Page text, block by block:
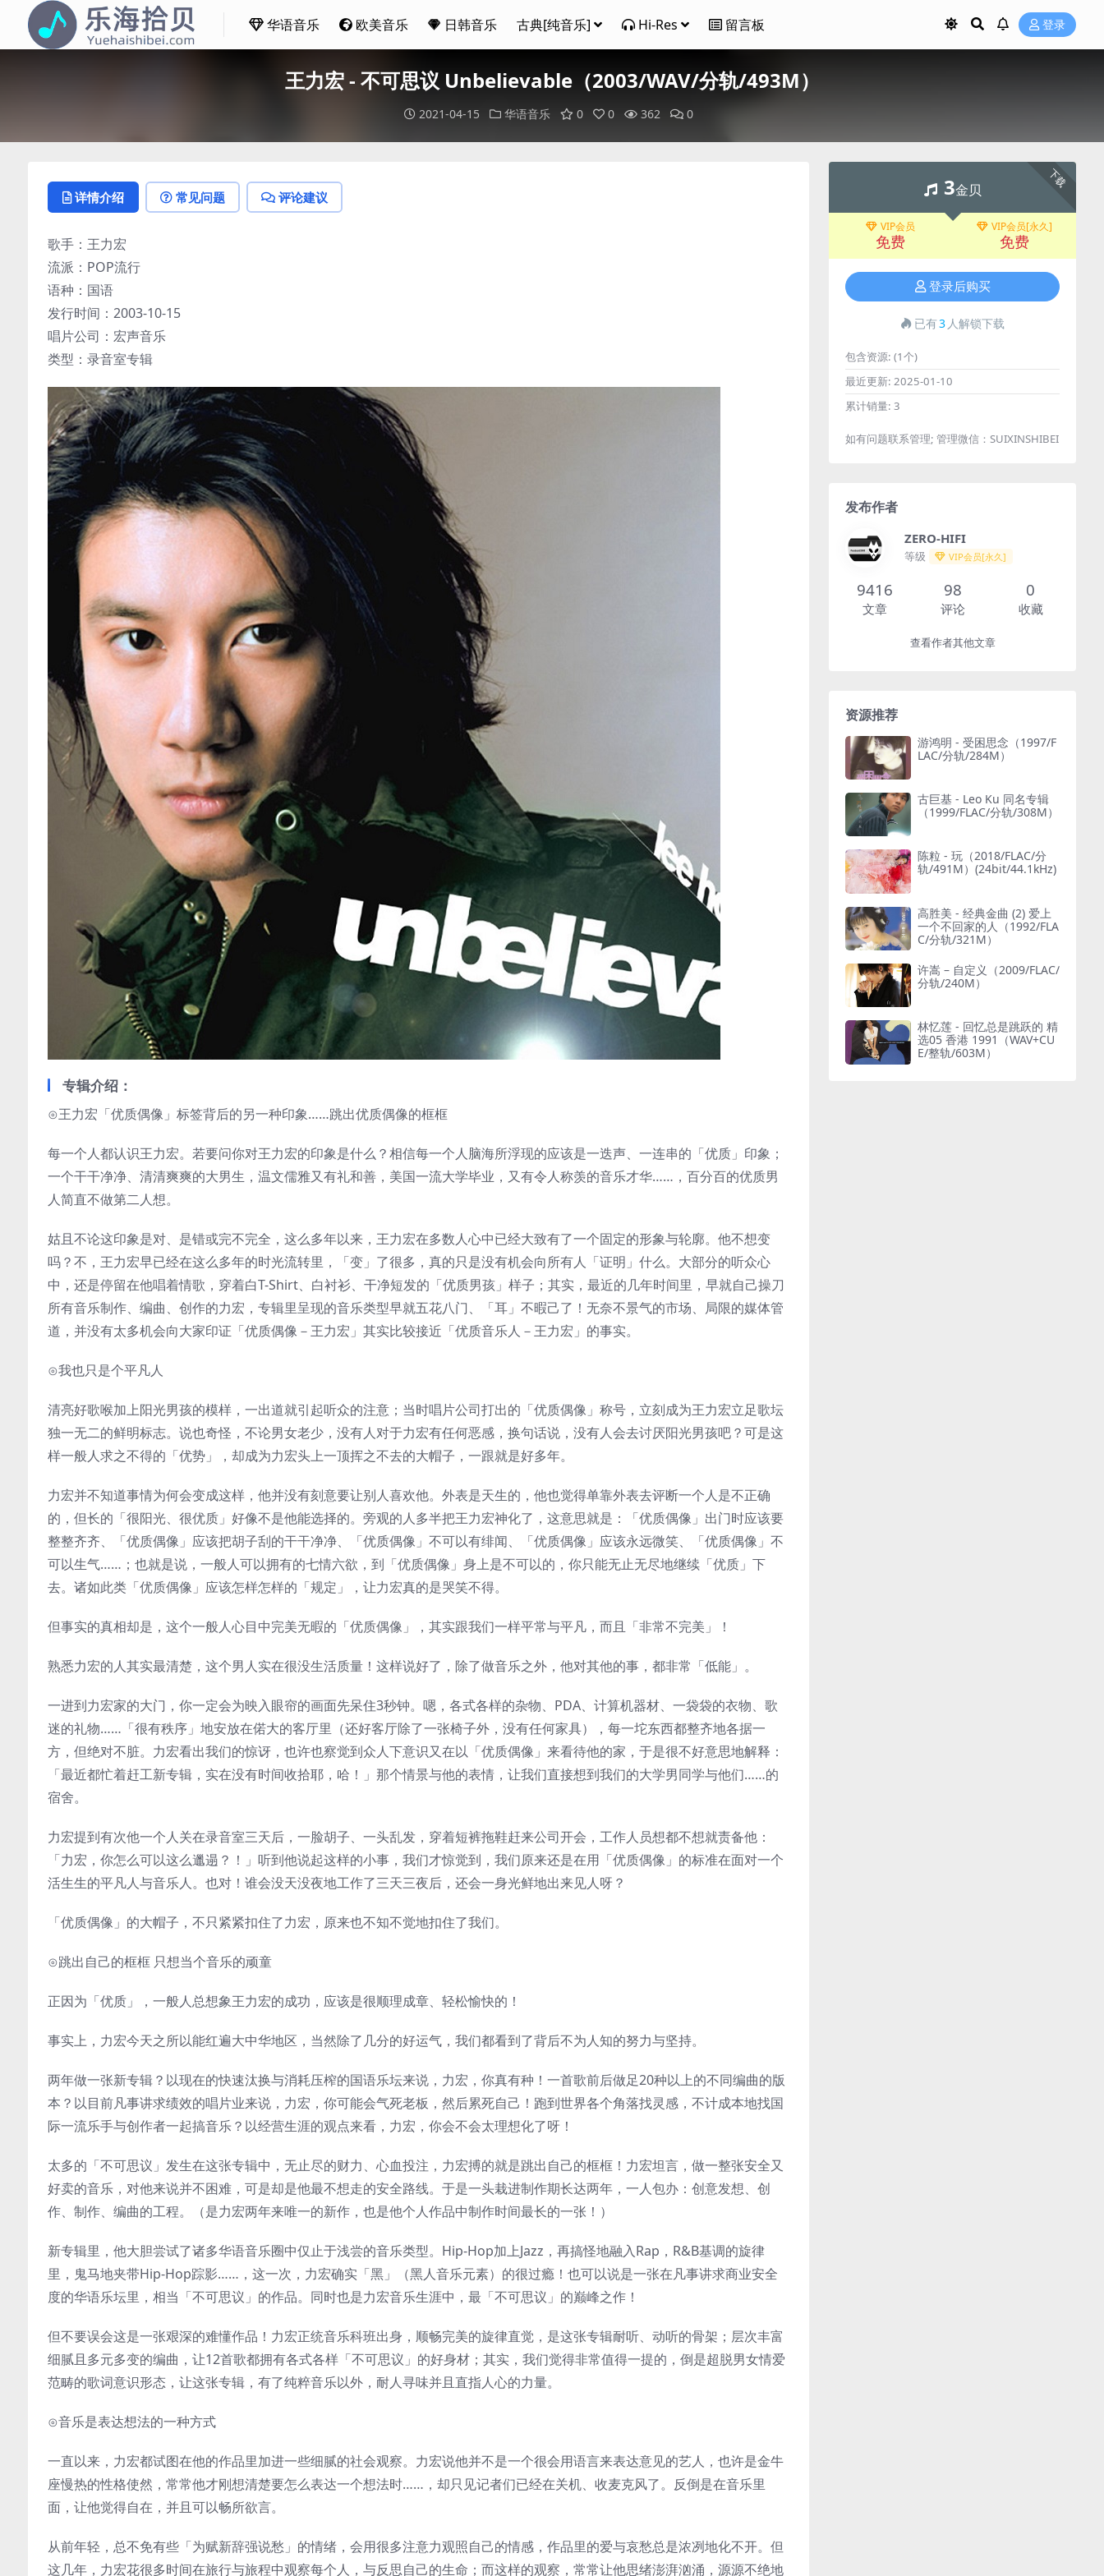
华语音乐 欧美音乐 日韩音乐 古典[纯音乐] Hi-Res 留言板 登录
王力宏 - 不可思议 Unbelievable（2003/WAV/分轨/493M）
2021-04-15 华语音乐 0 0 362 0
详情介绍 常见问题 评论建议
歌手：王力宏
流派：POP流行
语种：国语
发行时间：2003-10-15
唱片公司：宏声音乐
类型：录音室专辑
专辑介绍：
⊙王力宏「优质偶像」标签背后的另一种印象……跳出优质偶像的框框
每一个人都认识王力宏。若要问你对王力宏的印象是什么？相信每一个人脑海所浮现的应该是一迭声、一连串的「优质」印象；
一个干干净净、清清爽爽的大男生，温文儒雅又有礼和善，美国一流大学毕业，又有令人称羡的音乐才华……，百分百的优质男
人简直不做第二人想。
姑且不论这印象是对、是错或完不完全，这么多年以来，王力宏在多数人心中已经大致有了一个固定的形象与轮廓。他不想变
吗？不，王力宏早已经在这么多年的时光流转里，「变」了很多，真的只是没有机会向所有人「证明」什么。大部分的听众心
中，还是停留在他唱着情歌，穿着白T-Shirt、白衬衫、干净短发的「优质男孩」样子；其实，最近的几年时间里，早就自己操刀
所有音乐制作、编曲、创作的力宏，专辑里呈现的音乐类型早就五花八门、「耳」不暇己了！无奈不景气的市场、局限的媒体管
道，并没有太多机会向大家印证「优质偶像－王力宏」其实比较接近「优质音乐人－王力宏」的事实。
⊙我也只是个平凡人
清亮好歌喉加上阳光男孩的模样，一出道就引起听众的注意；当时唱片公司打出的「优质偶像」称号，立刻成为王力宏立足歌坛
独一无二的鲜明标志。说也奇怪，不论男女老少，没有人对于力宏有任何恶感，换句话说，没有人会去讨厌阳光男孩吧？可是这
样一般人求之不得的「优势」，却成为力宏头上一顶挥之不去的大帽子，一跟就是好多年。
力宏并不知道事情为何会变成这样，他并没有刻意要让别人喜欢他。外表是天生的，他也觉得单靠外表去评断一个人是不正确
的，但长的「很阳光、很优质」好像不是他能选择的。旁观的人多半把王力宏神化了，这意思就是：「优质偶像」出门时应该要
整整齐齐、「优质偶像」应该把胡子刮的干干净净、「优质偶像」不可以有绯闻、「优质偶像」应该永远微笑、「优质偶像」不
可以生气……；也就是说，一般人可以拥有的七情六欲，到「优质偶像」身上是不可以的，你只能无止无尽地继续「优质」下
去。诸如此类「优质偶像」应该怎样怎样的「规定」，让力宏真的是哭笑不得。
但事实的真相却是，这个一般人心目中完美无暇的「优质偶像」，其实跟我们一样平常与平凡，而且「非常不完美」！
熟悉力宏的人其实最清楚，这个男人实在很没生活质量！这样说好了，除了做音乐之外，他对其他的事，都非常「低能」。
一进到力宏家的大门，你一定会为映入眼帘的画面先呆住3秒钟。嗯，各式各样的杂物、PDA、计算机器材、一袋袋的衣物、歌
迷的礼物……「很有秩序」地安放在偌大的客厅里（还好客厅除了一张椅子外，没有任何家具），每一坨东西都整齐地各据一
方，但绝对不脏。力宏看出我们的惊讶，也许也察觉到众人下意识又在以「优质偶像」来看待他的家，于是很不好意思地解释：
「最近都忙着赶工新专辑，实在没有时间收拾耶，哈！」那个情景与他的表情，让我们直接想到我们的大学男同学与他们……的
宿舍。
力宏提到有次他一个人关在录音室三天后，一脸胡子、一头乱发，穿着短裤拖鞋赶来公司开会，工作人员想都不想就责备他：
「力宏，你怎么可以这么邋遢？！」听到他说起这样的小事，我们才惊觉到，我们原来还是在用「优质偶像」的标准在面对一个
活生生的平凡人与音乐人。也对！谁会没天没夜地工作了三天三夜后，还会一身光鲜地出来见人呀？
「优质偶像」的大帽子，不只紧紧扣住了力宏，原来也不知不觉地扣住了我们。
⊙跳出自己的框框 只想当个音乐的顽童
正因为「优质」，一般人总想象王力宏的成功，应该是很顺理成章、轻松愉快的！
事实上，力宏今天之所以能红遍大中华地区，当然除了几分的好运气，我们都看到了背后不为人知的努力与坚持。
两年做一张新专辑？以现在的快速汰换与消耗压榨的国语乐坛来说，力宏，你真有种！一首歌前后做足20种以上的不同编曲的版
本？以目前凡事讲求绩效的唱片业来说，力宏，你可能会气死老板，然后累死自己！跑到世界各个角落找灵感，不计成本地找国
际一流乐手与创作者一起搞音乐？以经营生涯的观点来看，力宏，你会不会太理想化了呀！
太多的「不可思议」发生在这张专辑中，无止尽的财力、心血投注，力宏搏的就是跳出自己的框框！力宏坦言，做一整张安全又
好卖的音乐，对他来说并不困难，可是却是他最不想走的安全路线。于是一头栽进制作期长达两年，一人包办：创意发想、创
作、制作、编曲的工程。（是力宏两年来唯一的新作，也是他个人作品中制作时间最长的一张！）
新专辑里，他大胆尝试了诸多华语音乐圈中仅止于浅尝的音乐类型。Hip-Hop加上Jazz，再搞怪地融入Rap，R&B基调的旋律
里，鬼马地夹带Hip-Hop踪影……，这一次，力宏确实「黑」（黑人音乐元素）的很过瘾！也可以说是一张在凡事讲求商业安全
度的华语乐坛里，相当「不可思议」的作品。同时也是力宏音乐生涯中，最「不可思议」的巅峰之作！
但不要误会这是一张艰深的难懂作品！力宏正统音乐科班出身，顺畅完美的旋律直觉，是这张专辑耐听、动听的骨架；层次丰富
细腻且多元多变的编曲，让12首歌都拥有各式各样「不可思议」的好身材；其实，我们觉得非常值得一提的，倒是超脱男女情爱
范畴的歌词意识形态，让这张专辑，有了纯粹音乐以外，耐人寻味并且直指人心的力量。
⊙音乐是表达想法的一种方式
一直以来，力宏都试图在他的作品里加进一些细腻的社会观察。力宏说他并不是一个很会用语言来表达意见的艺人，也许是金牛
座慢热的性格使然，常常他才刚想清楚要怎么表达一个想法时……，却只见记者们已经在关机、收麦克风了。反倒是在音乐里
面，让他觉得自在，并且可以畅所欲言。
从前年轻，总不免有些「为赋新辞强说愁」的情绪，会用很多注意力观照自己的情感，作品里的爱与哀愁总是浓冽地化不开。但
这几年，力宏花很多时间在旅行与旅程中观察每个人，与反思自己的生命；而这样的观察，常常让他思绪澎湃汹涌，源源不绝地
下载
3金贝
VIP会员
免费
VIP会员[永久]
免费
登录后购买
已有3 人解锁下载
包含资源: (1个)
最近更新: 2025-01-10
累计销量: 3
如有问题联系管理; 管理微信：SUIXINSHIBEI
发布作者
ZERO-HIFI
等级 VIP会员[永久]
9416
文章
98
评论
0
收藏
查看作者其他文章
资源推荐
游鸿明 - 受困思念（1997/F
LAC/分轨/284M）
古巨基 - Leo Ku 同名专辑
（1999/FLAC/分轨/308M）
陈粒 - 玩（2018/FLAC/分
轨/491M）(24bit/44.1kHz)
高胜美 - 经典金曲 (2) 爱上
一个不回家的人（1992/FLA
C/分轨/321M）
许嵩 – 自定义（2009/FLAC/
分轨/240M）
林忆莲 - 回忆总是跳跃的 精
选05 香港 1991（WAV+CU
E/整轨/603M）